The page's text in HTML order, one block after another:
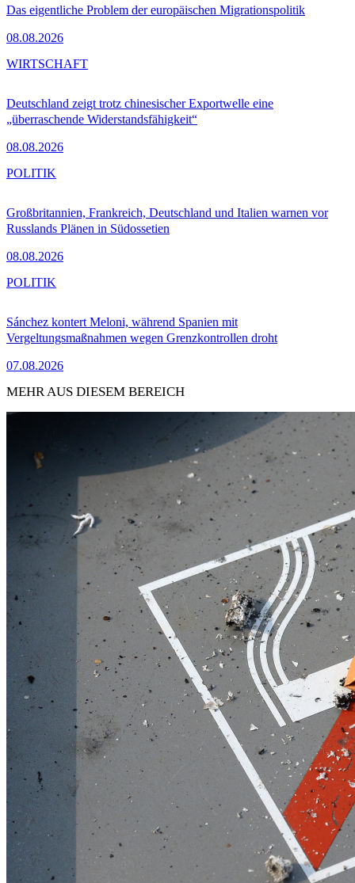
Das eigentliche Problem der europäischen Migrationspolitik
08.08.2026
Deutschland zeigt trotz chinesischer Exportwelle eine
„überraschende Widerstandsfähigkeit“
08.08.2026
WIRTSCHAFT
Großbritannien, Frankreich, Deutschland und Italien warnen vor
Russlands Plänen in Südossetien
08.08.2026
POLITIK
Sánchez kontert Meloni, während Spanien mit
Vergeltungsmaßnahmen wegen Grenzkontrollen droht
07.08.2026
POLITIK
MEHR AUS DIESEM BEREICH